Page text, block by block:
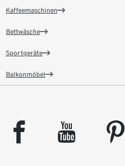
Kaffeemaschinen
Bettwäsche
Sportgeräte
Balkonmöbel
facebook youtube pinterest